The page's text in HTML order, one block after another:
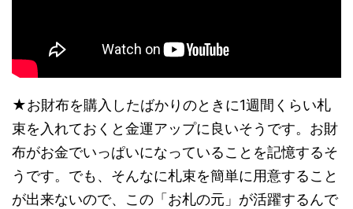
★お財布を購入したばかりのときに1週間くらい札
束を入れておくと金運アップに良いそうです。お財
布がお金でいっぱいになっていることを記憶するそ
うです。でも、そんなに札束を簡単に用意すること
が出来ないので、この「お札の元」が活躍するんで